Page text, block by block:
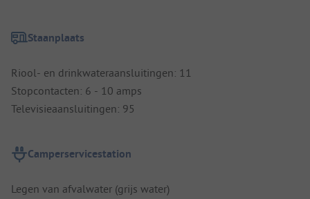
Staanplaats
Riool- en drinkwateraansluitingen: 11
Stopcontacten: 6 - 10 amps
Televisieaansluitingen: 95
Camperservicestation
Legen van afvalwater (grijs water)